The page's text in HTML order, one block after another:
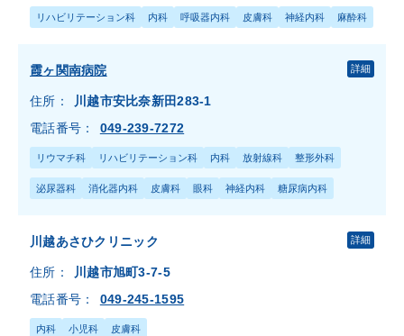
リハビリテーション科 内科 呼吸器内科 皮膚科 神経内科 麻酔科
霞ヶ関南病院
住所：
川越市安比奈新田283-1
電話番号：
049-239-7272
詳細
リウマチ科 リハビリテーション科 内科 放射線科 整形外科
泌尿器科 消化器内科 皮膚科 眼科 神経内科 糖尿病内科
川越あさひクリニック
住所：
川越市旭町3-7-5
電話番号：
049-245-1595
詳細
内科 小児科 皮膚科